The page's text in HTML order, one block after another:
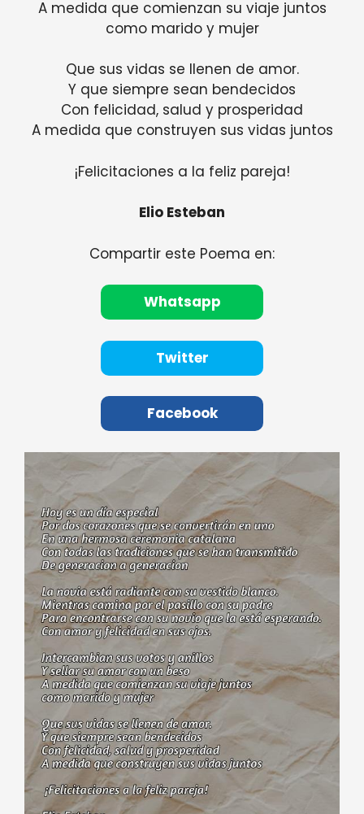
A medida que comienzan su viaje juntos
como marido y mujer
Que sus vidas se llenen de amor.
Y que siempre sean bendecidos
Con felicidad, salud y prosperidad
A medida que construyen sus vidas juntos
¡Felicitaciones a la feliz pareja!
Elio Esteban
Compartir este Poema en:
Whatsapp
Twitter
Facebook